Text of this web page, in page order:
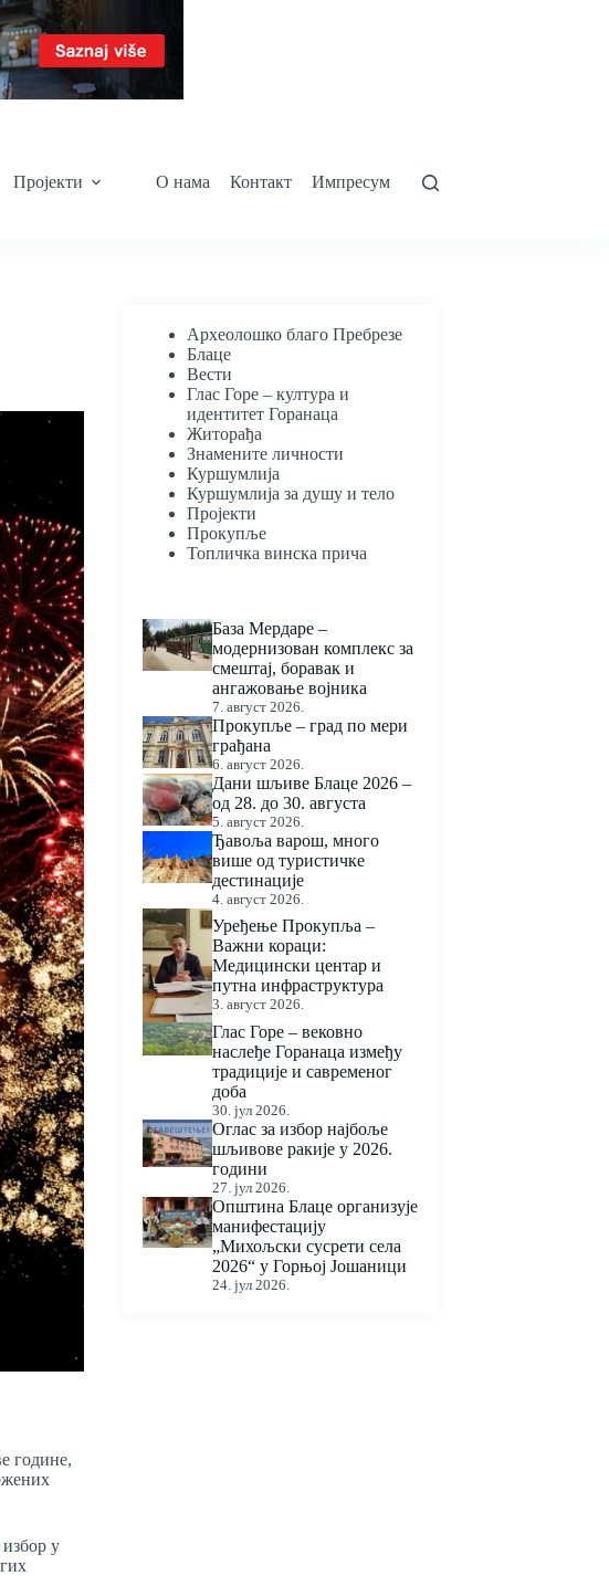
Пројекти О нама Контакт Импресум
године,
у
Археолошко благо Пребрезе
Блаце
Вести
Глас Горе – култура и
идентитет Горанаца
Житорађа
Знамените личности
Куршумлија
Куршумлија за душу и тело
Пројекти
Прокупље
Топличка винска прича
База Мердаре –
модернизован комплекс за
смештај, боравак и
ангажовање војника
7. август 2026.
Прокупље – град по мери
грађана
6. август 2026.
Дани шљиве Блаце 2026 –
од 28. до 30. августа
5. август 2026.
Ђавоља варош, много
више од туристичке
дестинације
4. август 2026.
Уређење Прокупља –
Важни кораци:
Медицински центар и
путна инфраструктура
3. август 2026.
Глас Горе – вековно
наслеђе Горанаца између
традиције и савременог
доба
30. јул 2026.
Оглас за избор најбоље
шљивове ракије у 2026.
години
27. јул 2026.
Општина Блаце организује
манифестацију
„Михољски сусрети села
2026“ у Горњој Јошаници
24. јул 2026.